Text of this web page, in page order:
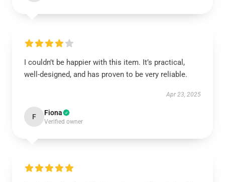
I couldn’t be happier with this item. It’s practical,
well-designed, and has proven to be very reliable.
Apr 23, 2025
F Fiona
Verified owner